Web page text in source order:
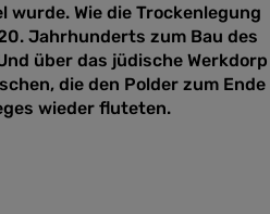
Wie die Trockenlegung
Jahrhunderts zum Bau des
über das jüdische Werkdorp
die den Polder zum Ende
wieder fluteten.